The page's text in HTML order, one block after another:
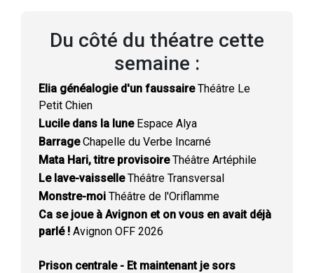
Du côté du théatre cette
semaine :
Elia généalogie d'un faussaireThéâtre Le
Petit Chien
Lucile dans la luneEspace Alya
BarrageChapelle du Verbe Incarné
Mata Hari, titre provisoireThéâtre Artéphile
Le lave-vaisselleThéâtre Transversal
Monstre-moi Théâtre de l'Oriflamme
Ca se joue à Avignon et on vous en avait déjà
parlé ! Avignon OFF 2026
Prison centrale - Et maintenant je sors